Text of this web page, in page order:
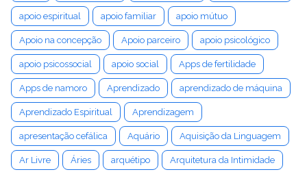
apoio espiritual apoio familiar apoio mútuo
Apoio na concepção Apoio parceiro apoio psicológico
apoio psicossocial apoio social Apps de fertilidade
Apps de namoro Aprendizado aprendizado de máquina
Aprendizado Espiritual Aprendizagem
apresentação cefálica Aquário Aquisição da Linguagem
Ar Livre Áries arquétipo Arquitetura da Intimidade